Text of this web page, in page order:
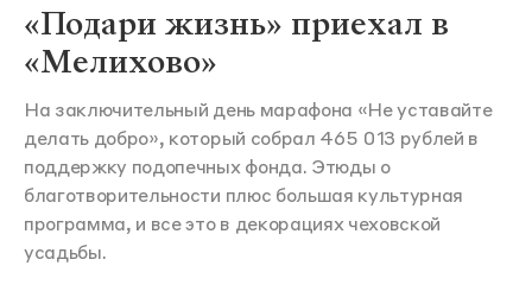
«Подари жизнь» приехал в
«Мелихово»
На заключительный день марафона «Не уставайте
делать добро», который собрал 465 013 рублей в
поддержку подопечных фонда. Этюды о
благотворительности плюс большая культурная
программа, и все это в декорациях чеховской
усадьбы.